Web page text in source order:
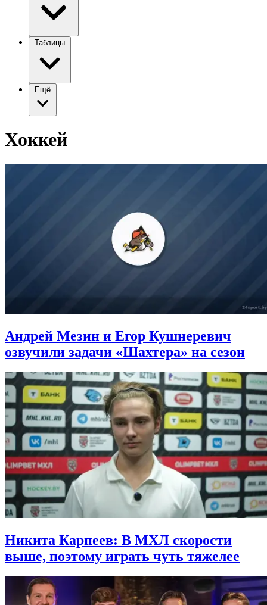
Таблицы
Ещё
Хоккей
Андрей Мезин и Егор Кушнеревич
озвучили задачи «Шахтера» на сезон
Никита Карпеев: В МХЛ скорости
выше, поэтому играть чуть тяжелее